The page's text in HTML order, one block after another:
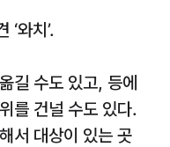
‘와치’.
길 수도 있고, 등에
를 건널 수도 있다.
서 대상이 있는 곳